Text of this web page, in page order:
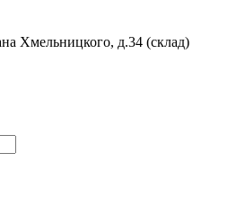
Хмельницкого, д.34 (склад)